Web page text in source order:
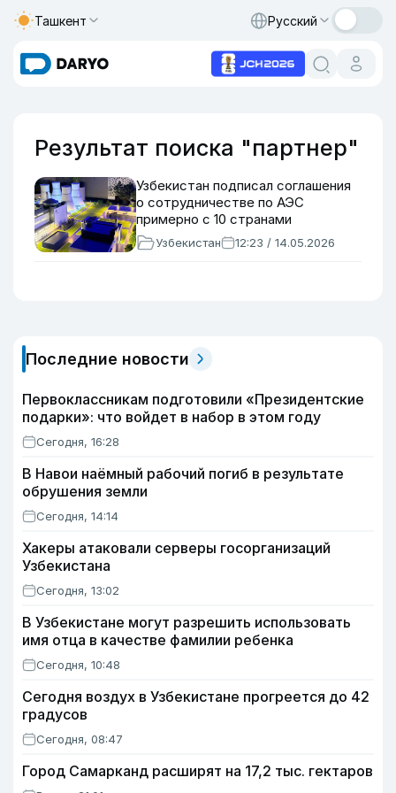
Ташкент Русский
Результат поиска "партнер"
Узбекистан подписал соглашения
о сотрудничестве по АЭС
примерно с 10 странами
Узбекистан 12:23 / 14.05.2026
Последние новости
Первоклассникам подготовили «Президентские
подарки»: что войдет в набор в этом году
Сегодня, 16:28
В Навои наёмный рабочий погиб в результате
обрушения земли
Сегодня, 14:14
Хакеры атаковали серверы госорганизаций
Узбекистана
Сегодня, 13:02
В Узбекистане могут разрешить использовать
имя отца в качестве фамилии ребенка
Сегодня, 10:48
Сегодня воздух в Узбекистане прогреется до 42
градусов
Сегодня, 08:47
Город Самарканд расширят на 17,2 тыс. гектаров